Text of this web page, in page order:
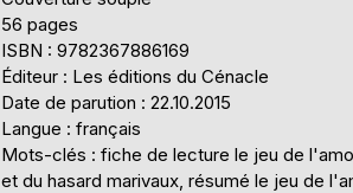
56 pages
ISBN : 9782367886169
Éditeur : Les éditions du Cénacle
Date de parution : 22.10.2015
Langue : français
Mots-clés : fiche de lecture le jeu de
et du hasard marivaux, résumé le jeu de